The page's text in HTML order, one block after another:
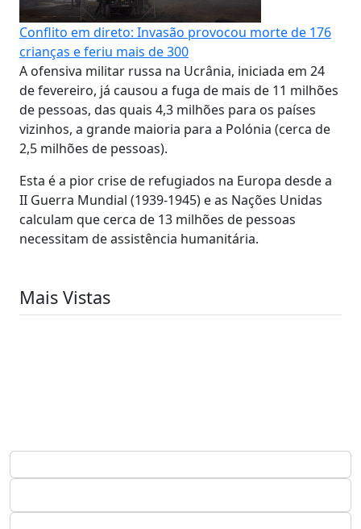
Conflito em direto: Invasão provocou morte de 176
crianças e feriu mais de 300
A ofensiva militar russa na Ucrânia, iniciada em 24
de fevereiro, já causou a fuga de mais de 11 milhões
de pessoas, das quais 4,3 milhões para os países
vizinhos, a grande maioria para a Polónia (cerca de
2,5 milhões de pessoas).
Esta é a pior crise de refugiados na Europa desde a
II Guerra Mundial (1939-1945) e as Nações Unidas
calculam que cerca de 13 milhões de pessoas
necessitam de assistência humanitária.
Mais Vistas